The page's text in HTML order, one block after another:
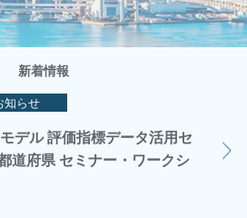
新着情報
知らせ
デル 評価指標データ活用セ
道府県 セミナー・ワークシ
ツを